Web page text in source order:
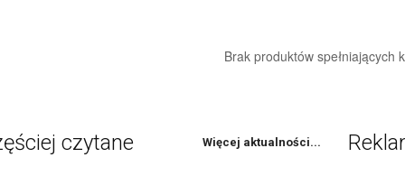
Brak produktów spełniających
czytane Więcej aktualności...